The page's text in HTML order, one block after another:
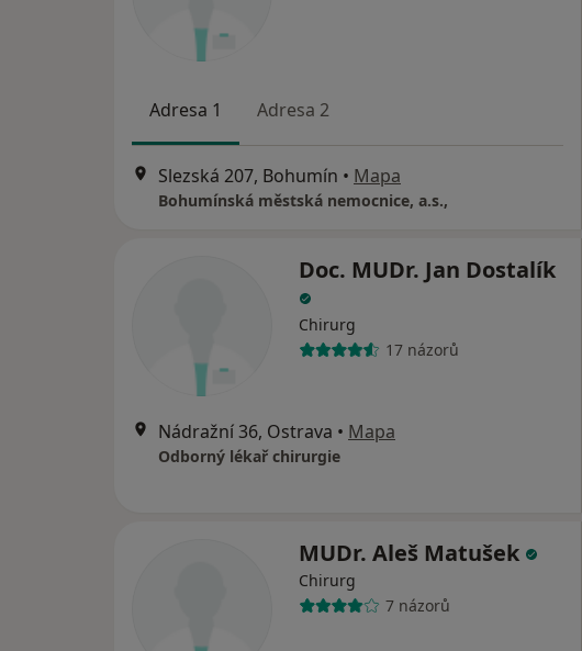
Adresa 1 Adresa 2
Slezská 207, Bohumín • Mapa
Bohumínská městská nemocnice, a.s.,
Doc. MUDr. Jan Dostalík
Chirurg
17 názorů
Nádražní 36, Ostrava • Mapa
Odborný lékař chirurgie
MUDr. Aleš Matušek
Chirurg
7 názorů